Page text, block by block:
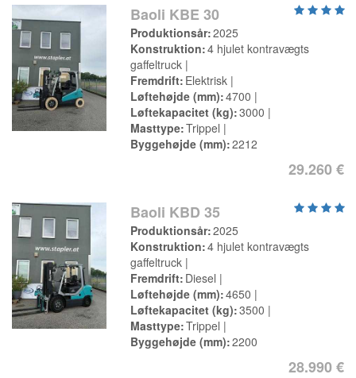
Baoli KBE 30
Produktionsår 2025
Konstruktion 4 hjulet kontravægts
gaffeltruck
Fremdrift Elektrisk
Løftehøjde (mm) 4700
Løftekapacitet (kg) 3000
Masttype Trippel
Byggehøjde (mm) 2212
29.260 €
Baoli KBD 35
Produktionsår 2025
Konstruktion 4 hjulet kontravægts
gaffeltruck
Fremdrift Diesel
Løftehøjde (mm) 4650
Løftekapacitet (kg) 3500
Masttype Trippel
Byggehøjde (mm) 2200
28.990 €